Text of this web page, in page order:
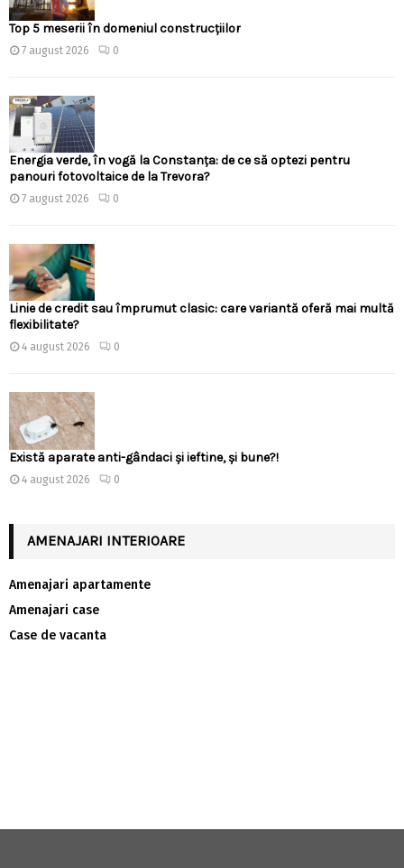
Top 5 meserii în domeniul construcțiilor
7 august 2026 0
Energia verde, în vogă la Constanța: de ce să optezi pentru
panouri fotovoltaice de la Trevora?
7 august 2026 0
Linie de credit sau împrumut clasic: care variantă oferă mai multă
flexibilitate?
4 august 2026 0
Există aparate anti-gândaci și ieftine, și bune?!
4 august 2026 0
AMENAJARI INTERIOARE
Amenajari apartamente
Amenajari case
Case de vacanta